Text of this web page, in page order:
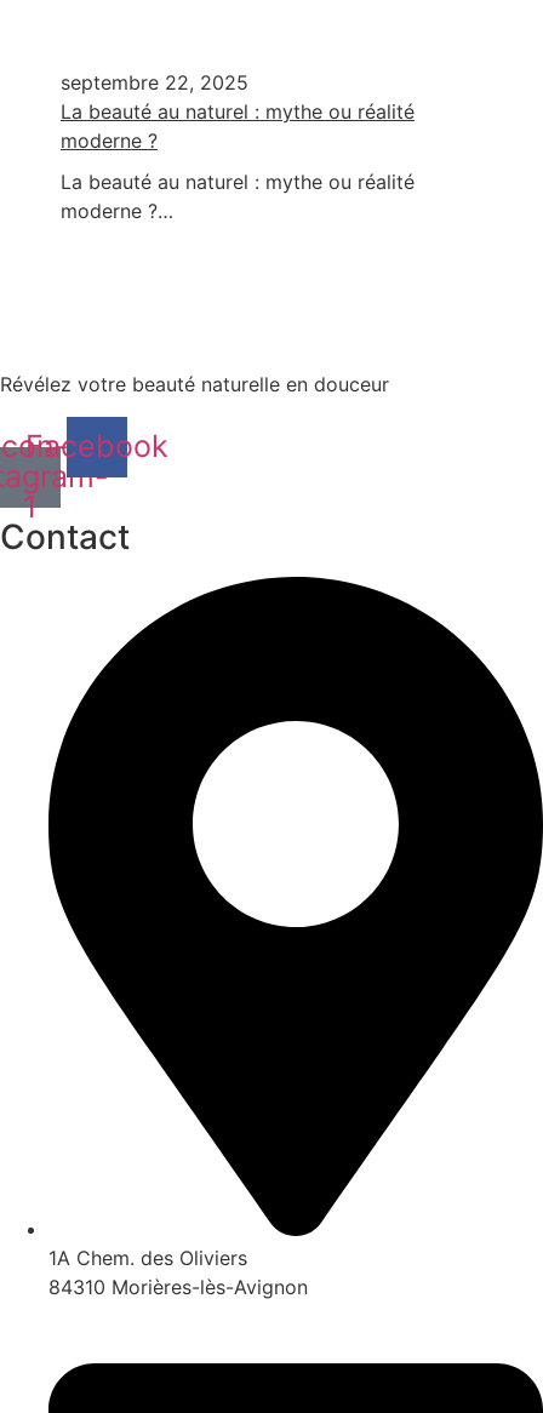
septembre 22, 2025
La beauté au naturel : mythe ou réalité
moderne ?
La beauté au naturel : mythe ou réalité
moderne ?…
Révélez votre beauté naturelle en douceur
1
Facebook
Contact
1A Chem. des Oliviers
84310 Morières-lès-Avignon